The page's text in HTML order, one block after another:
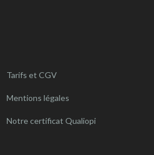
Tarifs et CGV
Mentions légales
Notre certificat Qualiopi